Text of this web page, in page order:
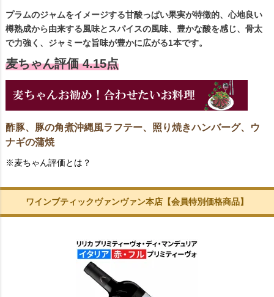
プラムのジャムをイメージする甘酸っぱい果実が特徴的、心地良い
樽熟成から由来する風味とスパイスの風味、豊かな酸を感じ、骨太
で力強く、ジャミーな旨味が豊かに広がる1本です。
麦ちゃん評価 4.15点
酢豚、豚の角煮沖縄風ラフテー、照り焼きハンバーグ、ウ
ナギの蒲焼
※麦ちゃん評価とは？
ワインブティックヴァンヴァン本店【会員特別価格商品】